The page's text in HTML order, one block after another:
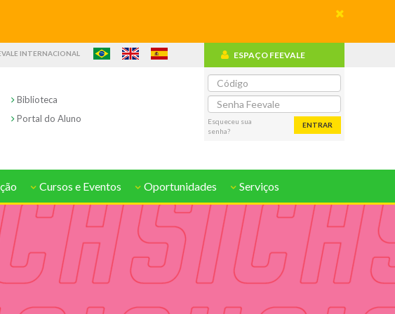
INTERNACIONAL
Biblioteca
Portal do Aluno
ESPAÇO FEEVALE
Esqueceu sua
senha?
ENTRAR
Cursos e Eventos Oportunidades Serviços